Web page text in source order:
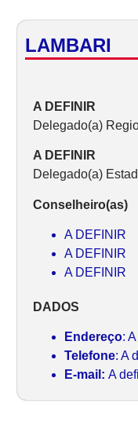
LAMBARI
A DEFINIR
Delegado(a)
A DEFINIR
Delegado(a)
Conselheiro(as)
A DEFINIR
A DEFINIR
A DEFINIR
DADOS
Endereço:
Telefone: A
E-mail: A